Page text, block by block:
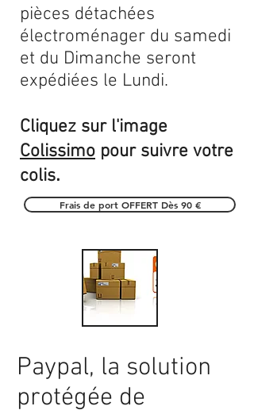
pièces détachées
électroménager du samedi
et du Dimanche seront
expédiées le Lundi.
Cliquez sur l'image
Colissimo pour suivre votre
colis.
Frais de port OFFERT Dès 90 €
Paypal, la solution
protégée de